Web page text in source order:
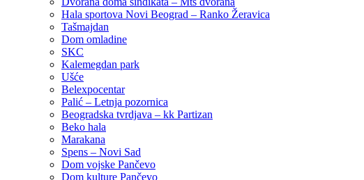
Hala sportova Novi Beograd – Ranko Žeravica
Tašmajdan
Dom omladine
SKC
Kalemegdan park
Ušće
Belexpocentar
Palić – Letnja pozornica
Beogradska tvrdjava – kk Partizan
Beko hala
Marakana
Spens – Novi Sad
Dom vojske Pančevo
Dom kulture Pančevo